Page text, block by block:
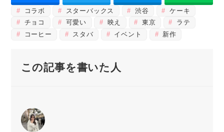
コラボ スターバックス 渋谷
ケーキ
チョコ
可愛い 映え 東京
ラテ
コーヒー
スタバ イベント 新作
この記事を書いた人